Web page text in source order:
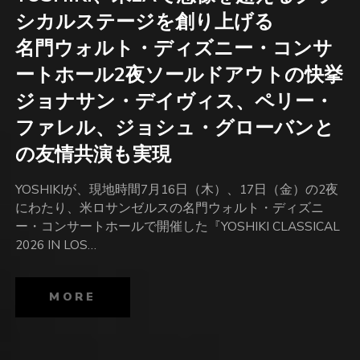
シカルステージを創り上げる
名門ウォルト・ディズニー・コンサ
ートホール2夜ソールドアウトの快挙
ジョナサン・デイヴィス、ペリー・
ファレル、ジョシュ・グローバンと
の友情共演も実現
YOSHIKIが、現地時間7月16日（木）、17日（金）の2夜
にわたり、米ロサンゼルスの名門ウォルト・ディズニ
ー・コンサートホールで開催した『YOSHIKI CLASSICAL
2026 IN LOS…
MORE